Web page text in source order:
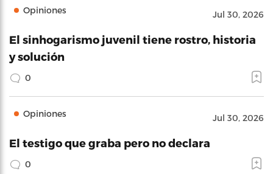
Opiniones Jul 30, 2026
El sinhogarismo juvenil tiene rostro, historia
y solución
0
Opiniones Jul 30, 2026
El testigo que graba pero no declara
0